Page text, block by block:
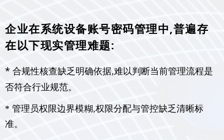
企业在系统设备账号密码管理中,普遍存
在以下现实管理难题:
* 合规性核查缺乏明确依据,难以判断当前管理流程是
否符合行业规范。
* 管理员权限边界模糊,权限分配与管控缺乏清晰标
准。